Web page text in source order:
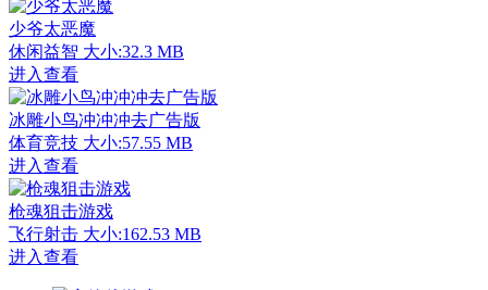
少爷太恶魔
休闲益智 大小:32.3 MB
进入查看
冰雕小鸟冲冲冲去广告版
体育竞技 大小:57.55 MB
进入查看
枪魂狙击游戏
飞行射击 大小:162.53 MB
进入查看